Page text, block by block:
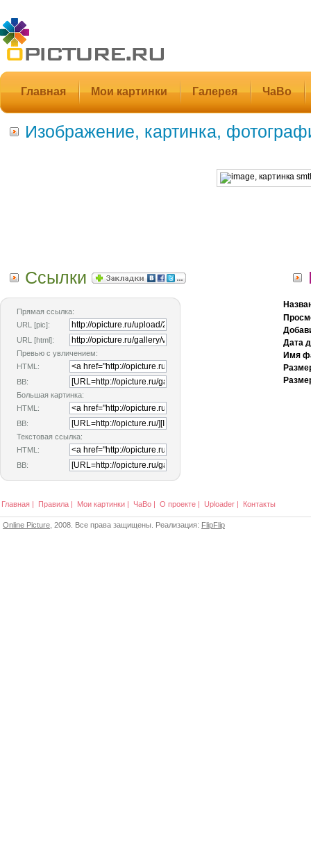
Главная Мои картинки Галерея ЧаВо
Изображение, картинка,
Ссылки
Прямая ссылка:
URL [pic]:
URL [html]:
Превью с увличением:
HTML:
BB:
Большая картинка:
HTML:
BB:
Текстовая ссылка:
HTML:
BB:
Дата
Имя
Главная | Правила | Мои картинки | ЧаВо | О проекте | Uploader | Контакты
Online Picture , 2008. Все права защищены. Реализация: FlipFlip